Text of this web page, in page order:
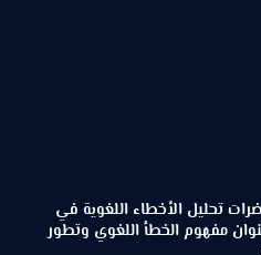
تحليل الأخطاء اللغوية في
مفهوم الخطأ اللغوي وتطور